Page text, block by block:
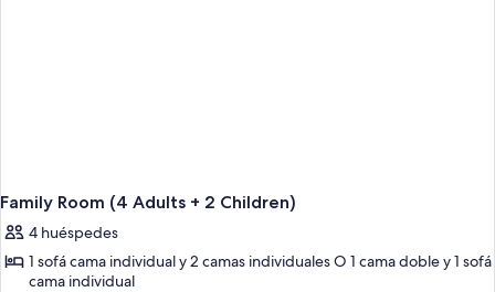
Family Room (4 Adults + 2 Children)
4 huéspedes
1 sofá cama individual y 2 camas individuales O 1 cama doble y 1 sofá
cama individual